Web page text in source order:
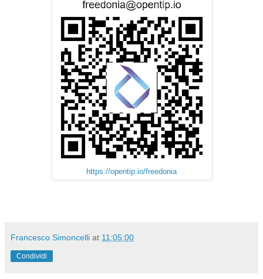
https://opentip.io/freedonia
Francesco Simoncelli at 11:05:00
Condividi